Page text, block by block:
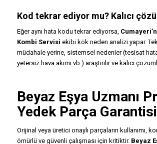
Kod tekrar ediyor mu? Kalıcı
Eğer aynı hata kodu tekrar ediyorsa,
Kombi Servisi ekibi kök neden analizi yapar.
müdahale yerine, sistemsel nedenler (tesisat
yetersiz hava akımı vb.) araştırılır ve kalıcı
Beyaz Eşya Uzmanı
Yedek Parça Garantisi
Orijinal veya üretici onaylı parçaların kullanımı,
ömürlü ve güvenli çalışması için kritiktir. Beyaz